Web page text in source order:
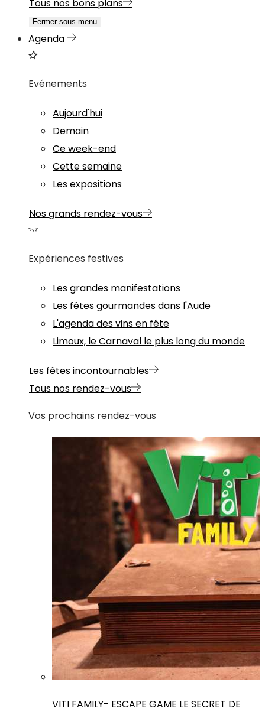
Tous nos bons plans
Fermer sous-menu
Agenda
Evénements
Aujourd'hui
Demain
Ce week-end
Cette semaine
Les expositions
Nos grands rendez-vous
Expériences festives
Les grandes manifestations
Les fêtes gourmandes dans l'Aude
L'agenda des vins en fête
Limoux, le Carnaval le plus long du monde
Les fêtes incontournables
Tous nos rendez-vous
Vos prochains rendez-vous
VITI FAMILY- ESCAPE GAME LE SECRET DE